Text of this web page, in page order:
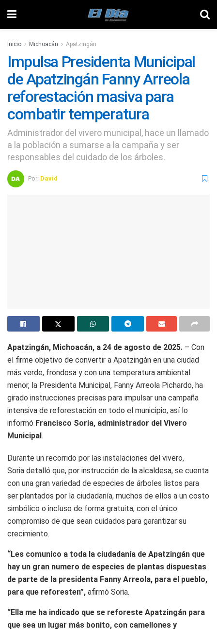
Inicio Michoacán Apatzingán
Impulsa Presidenta Municipal
de Apatzingán Fanny Arreola
reforestación masiva para
combatir temperatura
Administrador del vivero municipal, hace un llamado
a la población a sumarse a la campaña y ser
responsables del cuidado de los árboles.
Por: David
Apatzingán, Michoacán, a 24 de agosto de 2025. – Con
el firme objetivo de convertir a Apatzingán en una ciudad
más verde, frondosa y con una temperatura ambiental
menor, la Presidenta Municipal, Fanny Arreola Pichardo, ha
girado instrucciones precisas para impulsar una campaña
intensiva de reforestación en todo el municipio, así lo
informó Francisco Soria, administrador del Vivero
Municipal.
Durante un recorrido por las instalaciones del vivero,
Soria detalló que, por instrucción de la alcaldesa, se cuenta
con una gran variedad de especies de árboles listos para
ser plantados por la ciudadanía, muchos de ellos a un costo
simbólico o incluso de forma gratuita, con el único
compromiso de que sean cuidados para garantizar su
crecimiento.
“Les comunico a toda la ciudadanía de Apatzingán que
hay un gran numero de especies de plantas dispuestas
de parte de la presidenta Fanny Arreola, para el pueblo,
para que reforesten”, afirmó Soria.
“Ella me ha indicado que se reforeste Apatzingán para
que sea un lugar más bonito, con camellones y